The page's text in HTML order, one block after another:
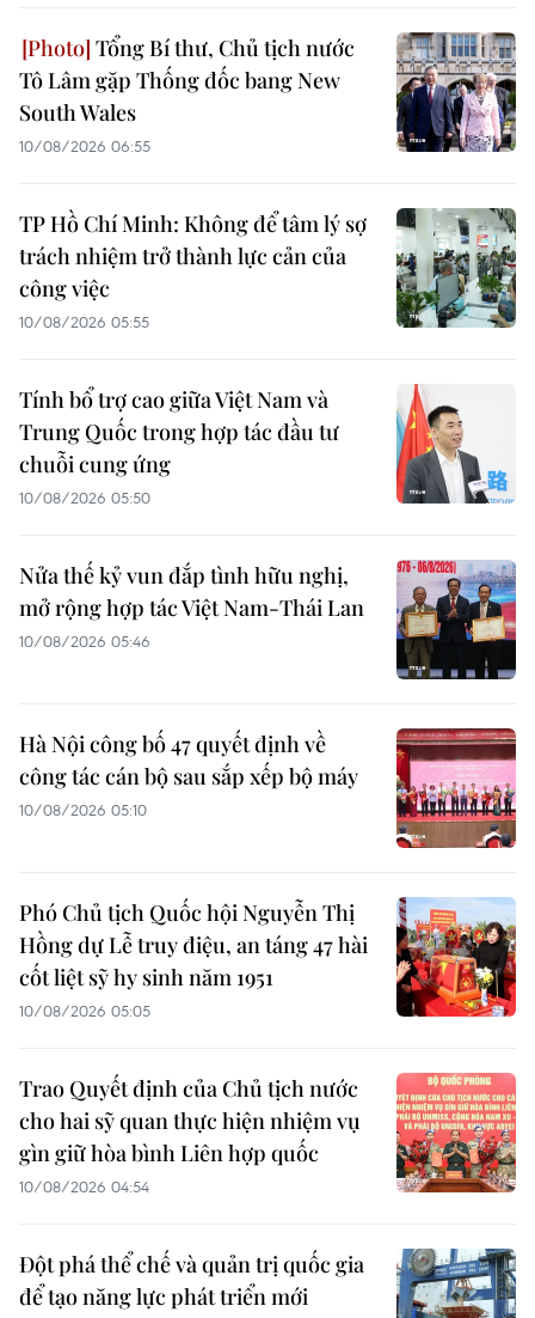
Tổng Bí thư, Chủ tịch nước
Tô Lâm gặp Thống đốc bang New
South Wales
10/08/2026 06:55
TP Hồ Chí Minh: Không để tâm lý sợ
trách nhiệm trở thành lực cản của
công việc
10/08/2026 05:55
Tính bổ trợ cao giữa Việt Nam và
Trung Quốc trong hợp tác đầu tư
chuỗi cung ứng
10/08/2026 05:50
Nửa thế kỷ vun đắp tình hữu nghị,
mở rộng hợp tác Việt Nam-Thái Lan
10/08/2026 05:46
Hà Nội công bố 47 quyết định về
công tác cán bộ sau sắp xếp bộ máy
10/08/2026 05:10
Phó Chủ tịch Quốc hội Nguyễn Thị
Hồng dự Lễ truy điệu, an táng 47 hài
cốt liệt sỹ hy sinh năm 1951
10/08/2026 05:05
Trao Quyết định của Chủ tịch nước
cho hai sỹ quan thực hiện nhiệm vụ
gìn giữ hòa bình Liên hợp quốc
10/08/2026 04:54
Đột phá thể chế và quản trị quốc gia
để tạo năng lực phát triển mới